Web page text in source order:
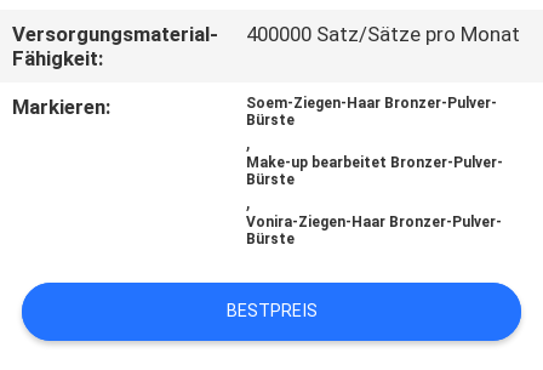
Versorgungsmaterial-
Fähigkeit:
400000 Satz/Sätze pro Monat
Markieren:
Soem-Ziegen-Haar Bronzer-Pulver-
Bürste
,
Make-up bearbeitet Bronzer-Pulver-
Bürste
,
Vonira-Ziegen-Haar Bronzer-Pulver-
Bürste
BESTPREIS